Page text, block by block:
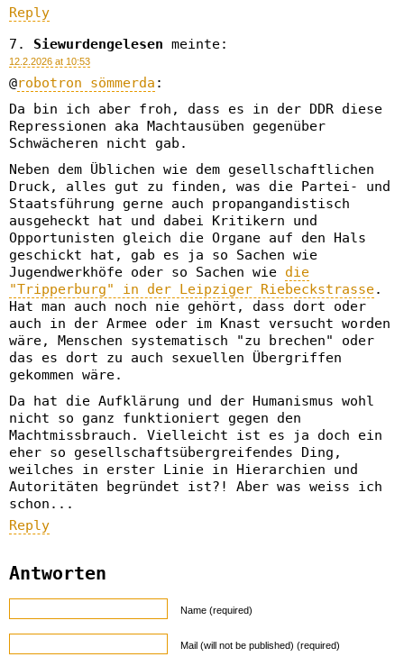
Reply
Siewurdengelesen meinte:
12.2.2026 at 10:53
@robotron sömmerda :
Da bin ich aber froh, dass es in der DDR diese
Repressionen aka Machtausüben gegenüber
Schwächeren nicht gab.
Neben dem Üblichen wie dem gesellschaftlichen
Druck, alles gut zu finden, was die Partei- und
Staatsführung gerne auch propangandistisch
ausgeheckt hat und dabei Kritikern und
Opportunisten gleich die Organe auf den Hals
geschickt hat, gab es ja so Sachen wie
Jugendwerkhöfe oder so Sachen wie die
"Tripperburg" in der Leipziger Riebeckstrasse.
Hat man auch noch nie gehört, dass dort oder
auch in der Armee oder im Knast versucht worden
wäre, Menschen systematisch "zu brechen" oder
das es dort zu auch sexuellen Übergriffen
gekommen wäre.
Da hat die Aufklärung und der Humanismus wohl
nicht so ganz funktioniert gegen den
Machtmissbrauch. Vielleicht ist es ja doch ein
eher so gesellschaftsübergreifendes Ding,
weilches in erster Linie in Hierarchien und
Autoritäten begründet ist?! Aber was weiss ich
schon...
Reply
Antworten
Name (required)
Mail (will not be published) (required)